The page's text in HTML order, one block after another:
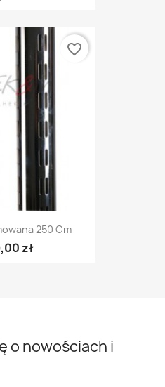
250 Cm
zł
favorite_border
o nowościach i